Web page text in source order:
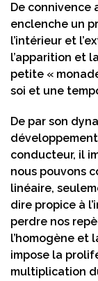
De connivence
enclenche un
l’intérieur et
l’apparition et
petite «
soi et une
De par son
conducteur, il
nous pouvons
linéaire,
dire propice à
perdre nos
l’homogène et
impose la
multiplication